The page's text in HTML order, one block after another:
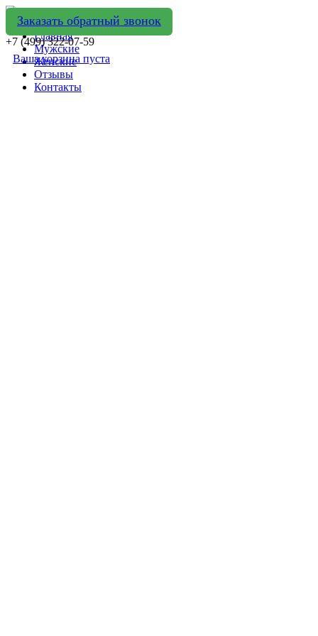
Заказать обратный звонок
+7 (499) 322-07-59
Ваша корзина пуста
Главная
Мужские
Женские
Отзывы
Контакты